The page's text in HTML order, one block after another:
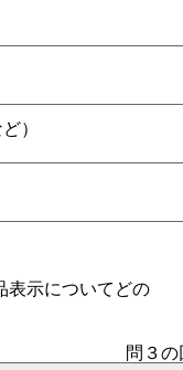
）
表示についてどの
問３